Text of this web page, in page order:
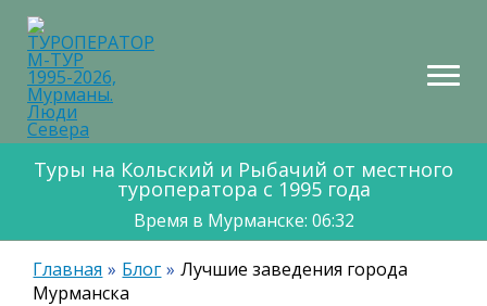
КАРТА
МАРШРУТОВ
Туры на Кольский и Рыбачий от местного
туроператора с 1995 года
Время в Мурманске: 06:32
Главная Блог
Лучшие заведения города
Мурманска